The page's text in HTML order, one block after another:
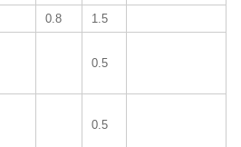
0.8
1.5
0.5
0.5